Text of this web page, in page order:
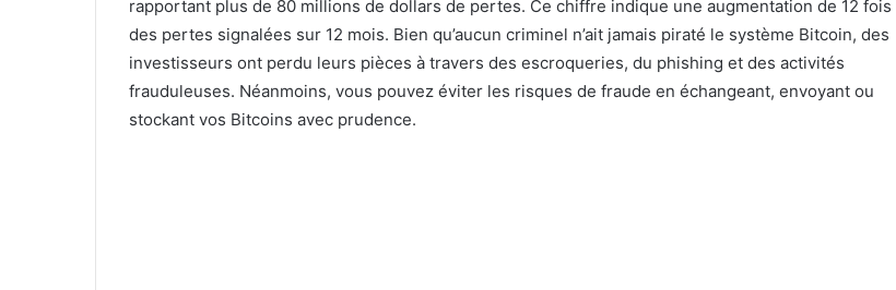
rapportant plus de 80 millions de dollars de pertes. Ce chiffre indique une augmentation de 12 fois
des pertes signalées sur 12 mois. Bien qu’aucun criminel n’ait jamais piraté le système Bitcoin, des
investisseurs ont perdu leurs pièces à travers des escroqueries, du phishing et des activités
frauduleuses. Néanmoins, vous pouvez éviter les risques de fraude en échangeant, envoyant ou
stockant vos Bitcoins avec prudence.